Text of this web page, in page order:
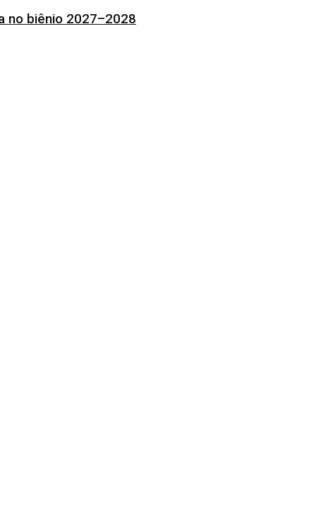
no biênio 2027–2028